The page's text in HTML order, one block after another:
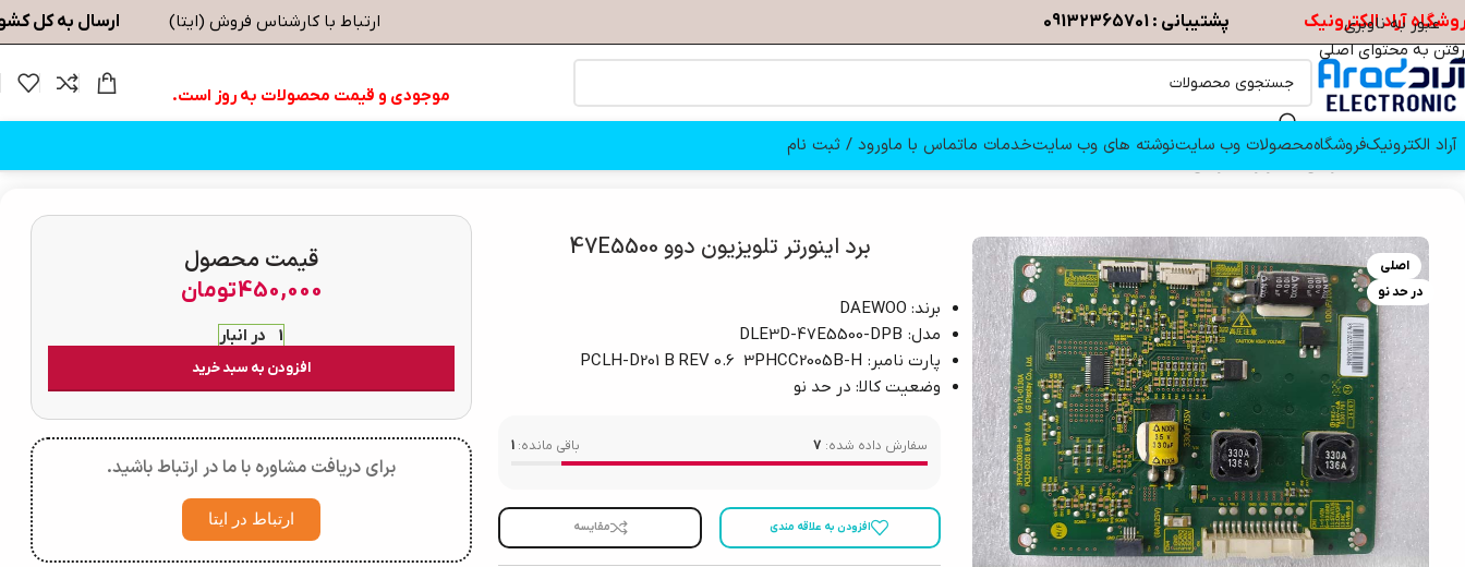
عبور به ناوبری
رفتن به محتوای اصلی
آراد الکترونیک پشتیبانی : 09132365701 ارتباط با کارشناس فروش (ایتا) ارسال به کل
موجودی و قیمت محصولات به روز است.
آراد الکترونیکفروشگاهمحصولات وب سایتنوشته های وب سایتخدمات ماتماس با ماورود / ثبت نام
اصلی
در حد نو
برد اینورتر تلویزیون دوو 47E5500
برند: DAEWOO
مدل: DLE3D-47E5500-DPB
پارت نامبر: PCLH-D201 B REV 0.6 3PHCC2005B-H
وضعیت کالا: در حد نو
سفارش داده شده: 7 باقی مانده: 1
افزودن به علاقه مندی مقایسه
قیمت محصول
450,000تومان
1 در انبار
افزودن به سبد خرید
برای دریافت مشاوره با ما در ارتباط باشید.
ارتباط در ایتا